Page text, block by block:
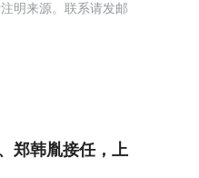
明来源。联系请发邮
郑韩胤接任，上